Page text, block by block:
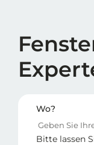
Wo?
Bitte lassen